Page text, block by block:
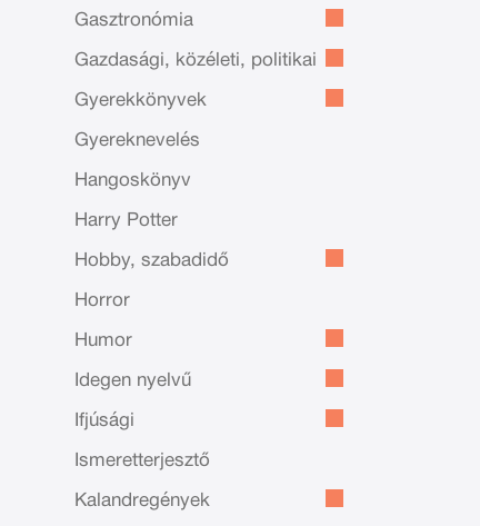
Gasztronómia
Gazdasági, közéleti, politikai
Gyerekkönyvek
Gyereknevelés
Hangoskönyv
Harry Potter
Hobby, szabadidő
Horror
Humor
Idegen nyelvű
Ifjúsági
Ismeretterjesztő
Kalandregények